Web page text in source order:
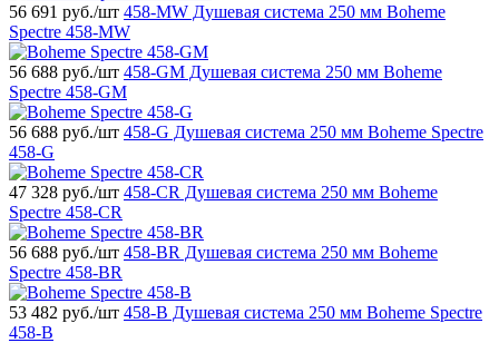
56 691 руб./шт 458-MW Душевая система 250 мм Boheme
Spectre 458-MW
56 688 руб./шт 458-GM Душевая система 250 мм Boheme
Spectre 458-GM
56 688 руб./шт 458-G Душевая система 250 мм Boheme Spectre
458-G
47 328 руб./шт 458-CR Душевая система 250 мм Boheme
Spectre 458-CR
56 688 руб./шт 458-BR Душевая система 250 мм Boheme
Spectre 458-BR
53 482 руб./шт 458-B Душевая система 250 мм Boheme Spectre
458-B